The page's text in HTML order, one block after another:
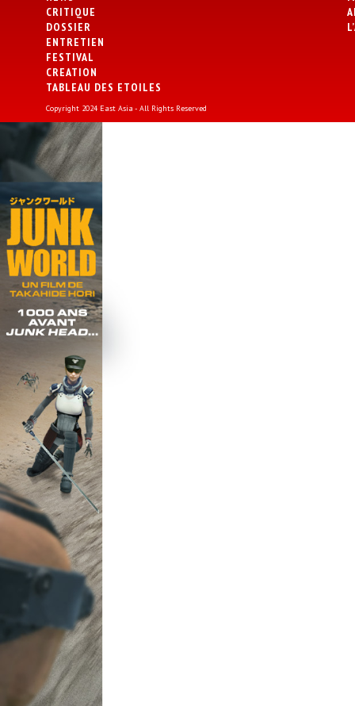
CRITIQUE
DOSSIER
ENTRETIEN
FESTIVAL
CREATION
TABLEAU DES ETOILES
Copyright 2024 East Asia - All Rights Reserved